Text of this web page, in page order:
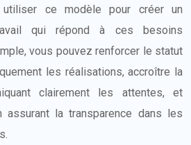
utiliser ce modèle pour créer un
qui répond à ces besoins
vous pouvez renforcer le statut
les réalisations, accroître la
clairement les attentes, et
assurant la transparence dans les